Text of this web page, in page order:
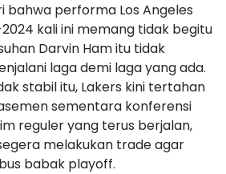
bahwa performa Los Angeles
2024 kali ini memang tidak begitu
Darvin Ham itu tidak
laga demi laga yang ada.
stabil itu, Lakers kini tertahan
sementara konferensi
reguler yang terus berjalan,
melakukan trade agar
babak playoff.